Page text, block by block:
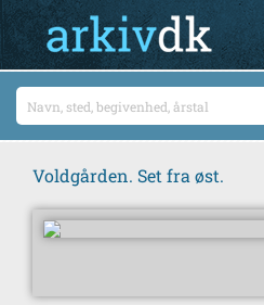
Voldgården. Set fra øst.